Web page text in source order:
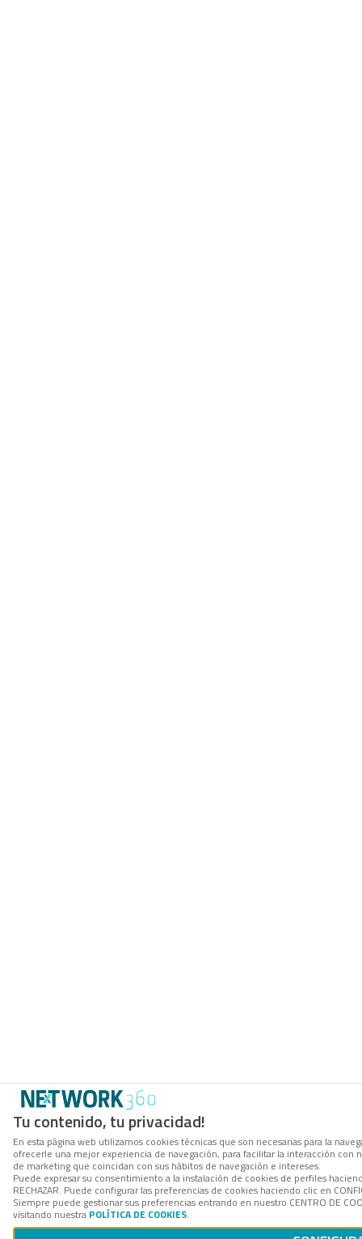
Tu contenido, tu privacidad!
En esta página web utilizamos cookies técnicas que son necesarias para la
ofrecerle una mejor experiencia de navegación, para facilitar la interacción
de marketing que coincidan con sus hábitos de navegación e intereses.
Puede expresar su consentimiento a la instalación de cookies de perfiles
RECHAZAR. Puede configurar las preferencias de cookies haciendo clic en
Siempre puede gestionar sus preferencias entrando en nuestro CENTRO DE
visitando nuestra POLÍTICA DE COOKIES.